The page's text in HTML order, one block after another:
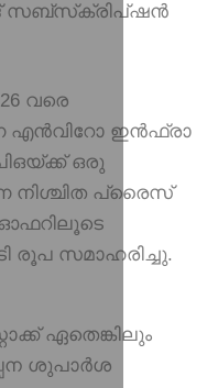
സബ്‌സ്‌ക്രിപ്‌ഷൻ
വരെ
എൻവിറോ ഇൻഫ്രാ
ഒരു
നിശ്ചിത പ്രൈസ്
രൂപ സമാഹരിച്ചു.
ഏതെങ്കിലും
ശുപാർശ